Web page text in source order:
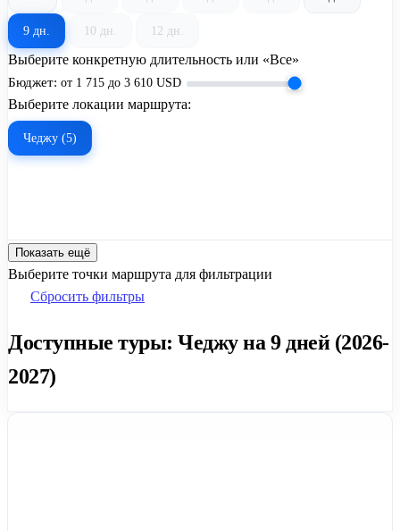
9 дн. 10 дн. 12 дн.
Выберите конкретную длительность или «Все»
Бюджет: от 1 715 до 3 610 USD
Выберите локации маршрута:
Чеджу (5)
Показать ещё
Выберите точки маршрута для фильтрации
Сбросить фильтры
Доступные туры: Чеджу на 9 дней (2026-
2027)